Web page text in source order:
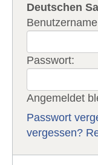
Deutschen
Passwort:
Angemeldet
Passwort
vergessen?